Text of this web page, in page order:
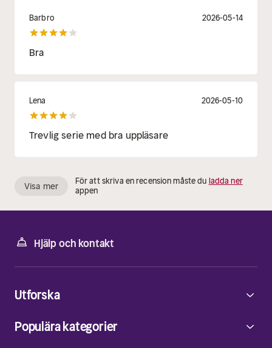
Barbro 2026-05-14
Bra
Lena 2026-05-10
Trevlig serie med bra uppläsare
Visa mer För att skriva en recension måste du ladda ner
appen
Hjälp och kontakt
Utforska
Populära kategorier